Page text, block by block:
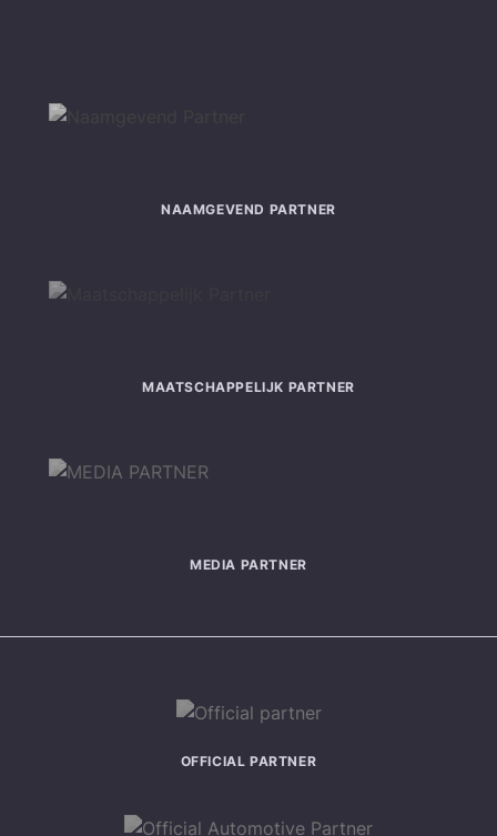
NAAMGEVEND PARTNER
MAATSCHAPPELIJK PARTNER
MEDIA PARTNER
OFFICIAL PARTNER